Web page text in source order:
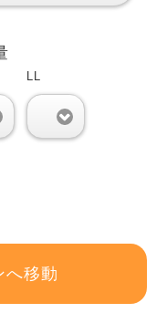
へ移動